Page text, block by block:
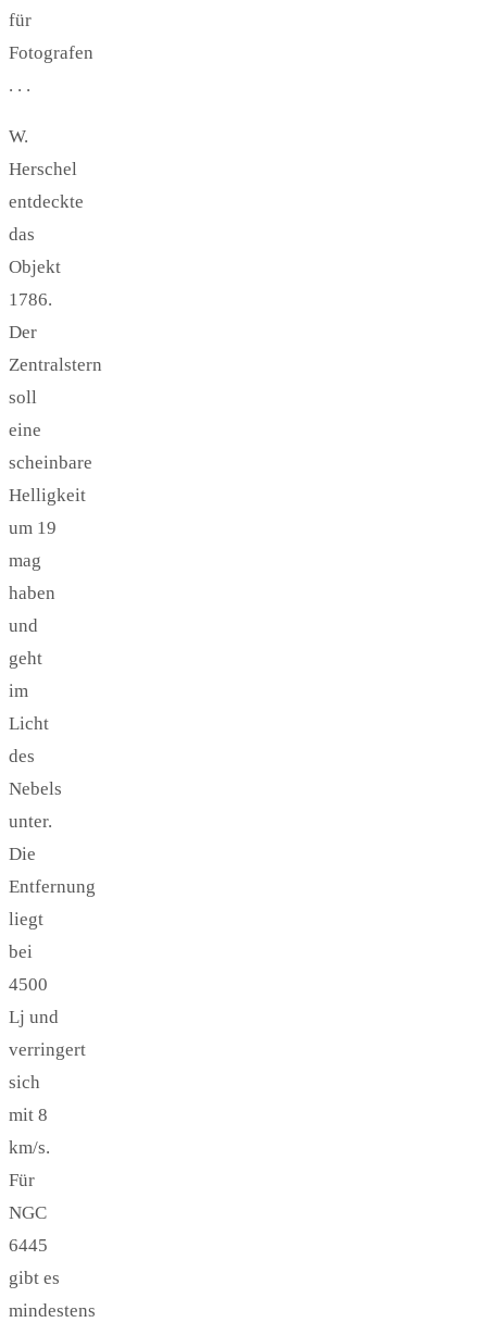
für
Fotografen
. . .
W.
Herschel
entdeckte
das
Objekt
1786.
Der
Zentralstern
soll
eine
scheinbare
Helligkeit
um 19
mag
haben
und
geht
im
Licht
des
Nebels
unter.
Die
Entfernung
liegt
bei
4500
Lj und
verringert
sich
mit 8
km/s.
Für
NGC
6445
gibt es
mindestens